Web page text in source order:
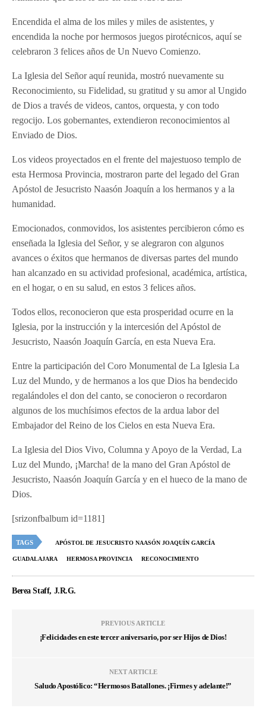
Encendida el alma de los miles y miles de asistentes, y
encendida la noche por hermosos juegos pirotécnicos, aquí se
celebraron 3 felices años de Un Nuevo Comienzo.
La Iglesia del Señor aquí reunida, mostró nuevamente su
Reconocimiento, su Fidelidad, su gratitud y su amor al Ungido
de Dios a través de videos, cantos, orquesta, y con todo
regocijo. Los gobernantes, extendieron reconocimientos al
Enviado de Dios.
Los videos proyectados en el frente del majestuoso templo de
esta Hermosa Provincia, mostraron parte del legado del Gran
Apóstol de Jesucristo Naasón Joaquín a los hermanos y a la
humanidad.
Emocionados, conmovidos, los asistentes percibieron cómo es
enseñada la Iglesia del Señor, y se alegraron con algunos
avances o éxitos que hermanos de diversas partes del mundo
han alcanzado en su actividad profesional, académica, artística,
en el hogar, o en su salud, en estos 3 felices años.
Todos ellos, reconocieron que esta prosperidad ocurre en la
Iglesia, por la instrucción y la intercesión del Apóstol de
Jesucristo, Naasón Joaquín García, en esta Nueva Era.
Entre la participación del Coro Monumental de La Iglesia La
Luz del Mundo, y de hermanos a los que Dios ha bendecido
regalándoles el don del canto, se conocieron o recordaron
algunos de los muchísimos efectos de la ardua labor del
Embajador del Reino de los Cielos en esta Nueva Era.
La Iglesia del Dios Vivo, Columna y Apoyo de la Verdad, La
Luz del Mundo, ¡Marcha! de la mano del Gran Apóstol de
Jesucristo, Naasón Joaquín García y en el hueco de la mano de
Dios.
[srizonfbalbum id=1181]
TAGS APÓSTOL DE JESUCRISTO NAASÓN JOAQUÍN GARCÍA
GUADALAJARA HERMOSA PROVINCIA RECONOCIMIENTO
Berea Staff, J.R.G.
PREVIOUS ARTICLE
¡Felicidades en este tercer aniversario, por ser Hijos de Dios!
NEXT ARTICLE
Saludo Apostólico: “Hermosos Batallones. ¡Firmes y adelante!”